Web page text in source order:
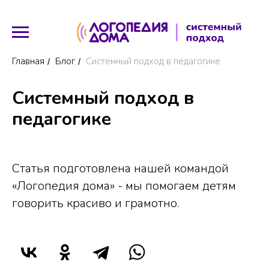
Главная / Блог / Системный подход в педагогике
Системный подход в
педагогике
Статья подготовлена нашей командой
«Логопедия дома» - мы помогаем детям
говорить красиво и грамотно.